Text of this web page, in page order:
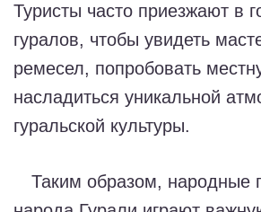
Туристы часто приезжают в
гуралов, чтобы увидеть
ремесел, попробовать
насладиться уникальной
гуральской культуры.
Таким образом, народные